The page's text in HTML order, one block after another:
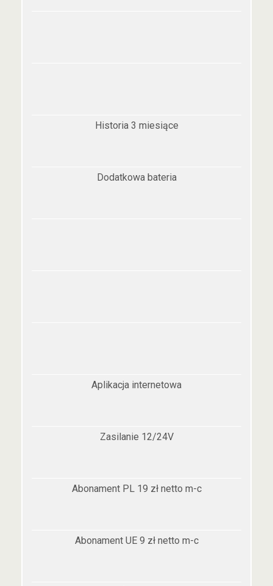
Historia 3 miesiące
Dodatkowa bateria
Aplikacja internetowa
Zasilanie 12/24V
Abonament PL 19 zł netto m-c
Abonament UE 9 zł netto m-c